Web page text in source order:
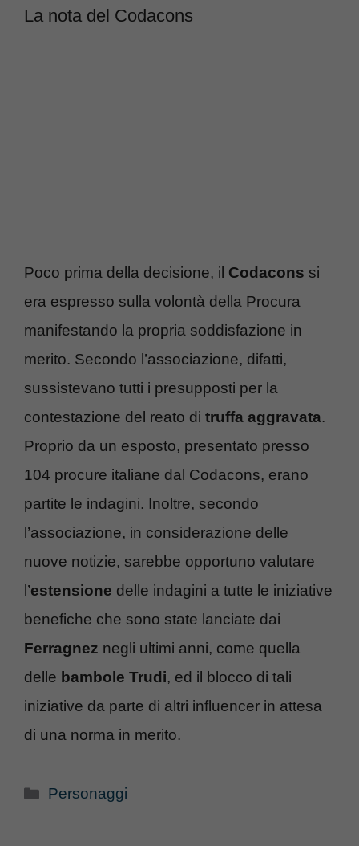
La nota del Codacons
Poco prima della decisione, il Codacons si
era espresso sulla volontà della Procura
manifestando la propria soddisfazione in
merito. Secondo l’associazione, difatti,
sussistevano tutti i presupposti per la
contestazione del reato di truffa aggravata.
Proprio da un esposto, presentato presso
104 procure italiane dal Codacons, erano
partite le indagini. Inoltre, secondo
l’associazione, in considerazione delle
nuove notizie, sarebbe opportuno valutare
l’estensione delle indagini a tutte le iniziative
benefiche che sono state lanciate dai
Ferragnez negli ultimi anni, come quella
delle bambole Trudi, ed il blocco di tali
iniziative da parte di altri influencer in attesa
di una norma in merito.
Categorie
Personaggi